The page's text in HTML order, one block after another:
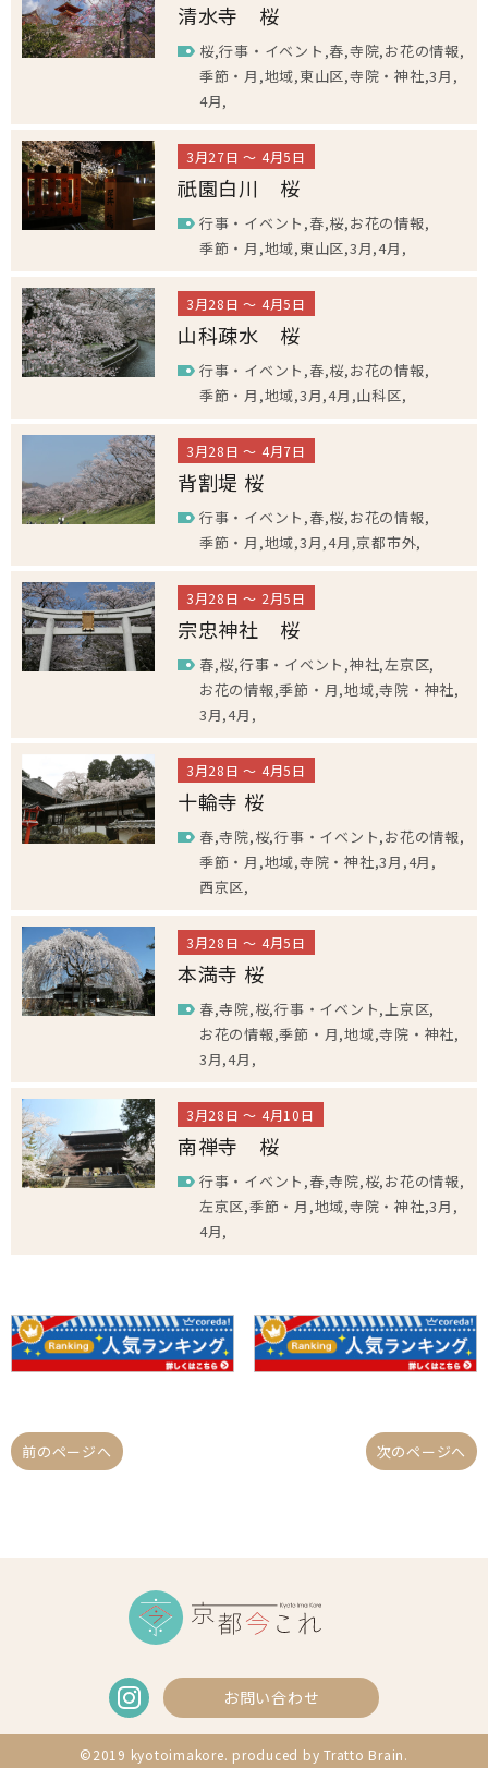
清水寺 桜
桜 行事・イベント 春 寺院 お花の情報
季節・月 地域 東山区 寺院・神社 3月
4月
3月27日 ～ 4月5日
祇園白川 桜
行事・イベント 春 桜 お花の情報
季節・月 地域 東山区 3月 4月
3月28日 ～ 4月5日
山科疎水 桜
行事・イベント 春 桜 お花の情報
季節・月 地域 3月 4月 山科区
3月28日 ～ 4月7日
背割堤 桜
行事・イベント 春 桜 お花の情報
季節・月 地域 3月 4月 京都市外
3月28日 ～ 2月5日
宗忠神社 桜
春 桜 行事・イベント 神社 左京区
お花の情報 季節・月 地域 寺院・神社
3月 4月
3月28日 ～ 4月5日
十輪寺 桜
春 寺院 桜 行事・イベント お花の情報
季節・月 地域 寺院・神社 3月 4月
西京区
3月28日 ～ 4月5日
本満寺 桜
春 寺院 桜 行事・イベント 上京区
お花の情報 季節・月 地域 寺院・神社
3月 4月
3月28日 ～ 4月10日
南禅寺 桜
行事・イベント 春 寺院 桜 お花の情報
左京区 季節・月 地域 寺院・神社 3月
4月
前のページへ 次のページへ
お問い合わせ
©2019 kyotoimakore. produced byTratto Brain.